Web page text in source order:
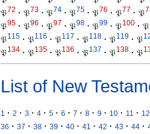
𝔓72 · 𝔓73 · 𝔓74 · 𝔓75 · 𝔓76 · 𝔓77 · 𝔓
𝔓95 · 𝔓96 · 𝔓97 · 𝔓98 · 𝔓99 · 𝔓100 · 𝔓
𝔓115 · 𝔓116 · 𝔓117 · 𝔓118 · 𝔓119 · 𝔓
𝔓134 · 𝔓135 · 𝔓136 · 𝔓137 · 𝔓138 · 𝔓
List of New
1 · 2 · 3 · 4 · 5 · 6 · 7 · 8 · 9 · 10 · 11 · 12
36 · 37 · 38 · 39 · 40 · 41 · 42 · 43 · 44 ·